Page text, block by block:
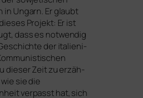
in Ungarn. Er glaubt
Projekt: Er ist
dass es not­wen­dig
der ita­lie­ni­
die­ser Zeit zu erzäh­
sie die
ver­passt hat, sich